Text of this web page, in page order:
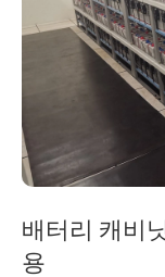
배터리 캐비
용